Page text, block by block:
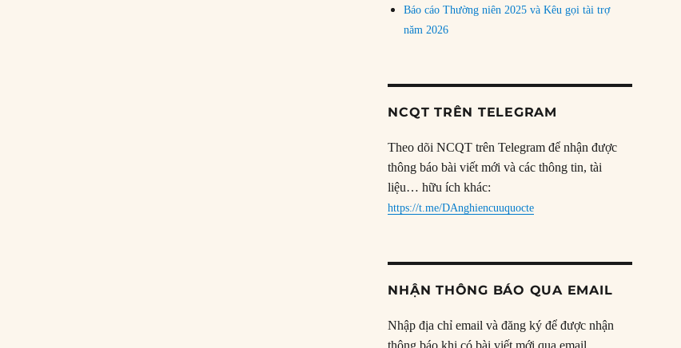
Báo cáo Thường niên 2025 và Kêu gọi tài trợ
năm 2026
NCQT TRÊN TELEGRAM
Theo dõi NCQT trên Telegram để nhận được
thông báo bài viết mới và các thông tin, tài
liệu… hữu ích khác:
https://t.me/DAnghiencuuquocte
NHẬN THÔNG BÁO QUA EMAIL
Nhập địa chỉ email và đăng ký để được nhận